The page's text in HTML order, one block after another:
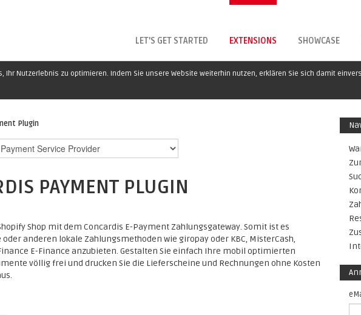
LET'S GET STARTED EXTENSIONS SHOWCASE
Ihr Nutzerlebnis zu optimieren. Indem Sie unsere Website weiterhin nutzen, erklären Sie sich damit
Plugin
PAYMENT PLUGIN
Shop mit dem Concardis E-Payment Zahlungsgateway. Somit ist es
anderen lokale Zahlungsmethoden wie giropay oder KBC, MisterCash,
E-Finance anzubieten. Gestalten Sie einfach Ihre mobil optimierten
völlig frei und drucken Sie die Lieferscheine und Rechnungen ohne Kosten